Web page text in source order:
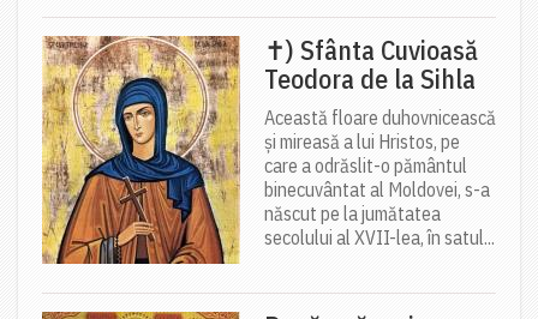
✝) Sfânta Cuvioasă
Teodora de la Sihla
Această floare duhovnicească
și mireasă a lui Hristos, pe
care a odrăslit-o pământul
binecuvântat al Moldovei, s-a
născut pe la jumătatea
secolului al XVII-lea, în satul...